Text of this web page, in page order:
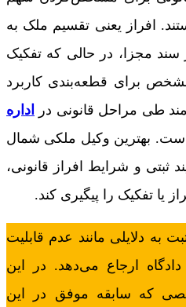
افراز یعنی تقسیم ملک به
مجزا، در حالی که تفکیک
برای قطعه‌بندی کاربرد
طی مراحل قانونی در
اداره
بهترین وکیل ملکی شمال
ثبتی و شرایط افراز قانونی،
یا تفکیک را پیگیری کند.
به دلایلی مانند عدم قابلیت
ارجاع می‌دهد. در این
که سابقه موفق در این